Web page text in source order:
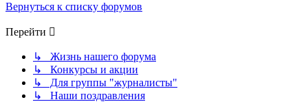
Вернуться к списку форумов
Перейти
↳ Жизнь нашего форума
↳ Конкурсы и акции
↳ Для группы "журналисты"
↳ Наши поздравления